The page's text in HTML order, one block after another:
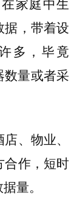
，带着设
多，毕竟
数量或者采
、物业、
合作，短时
量。